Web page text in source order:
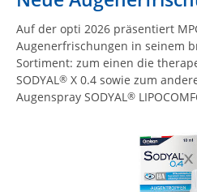
Auf der opti 2026 präsentiert
Augenerfrischungen in seinem
Sortiment: zum einen die
SODYAL® X 0.4 sowie zum
Augenspray SODYAL®